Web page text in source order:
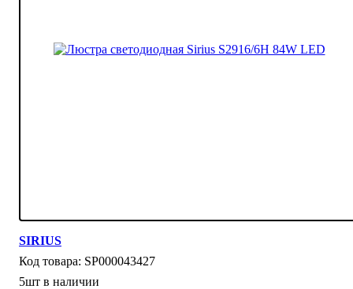
SIRIUS
SP000043427
5шт в наличии